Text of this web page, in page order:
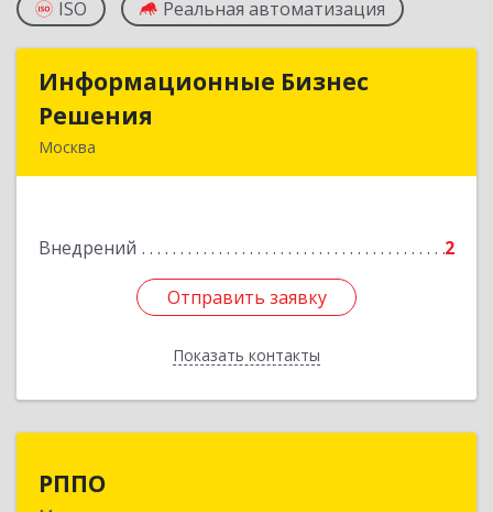
ISO Реальная автоматизация
Информационные Бизнес
Решения
Москва
Внедрений 2
Отправить заявку
Показать контакты
Информационные Бизнес
Подробнее
Отправить заявку
Назад
РППО